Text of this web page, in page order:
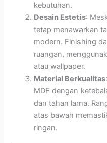
kebutuhan.
Desain Estetis:
tetap menawarkan
modern. Finishing
ruangan,
atau wallpaper.
Material Berkualitas
MDF dengan
dan tahan lama.
atas bawah
ringan.